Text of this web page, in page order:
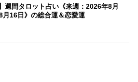
週間タロット占い《来週：2026年8月
月16日》の総合運＆恋愛運